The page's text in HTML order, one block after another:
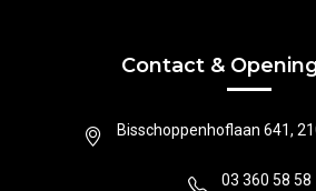
Contact &
Bisschoppenhoflaan 641,
03 360 58 58